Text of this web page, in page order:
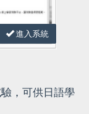
進入系統
，可供日語學